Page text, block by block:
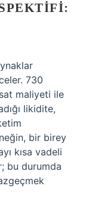
730
maliyeti ile
likidite,
bir birey
kısa vadeli
bu durumda